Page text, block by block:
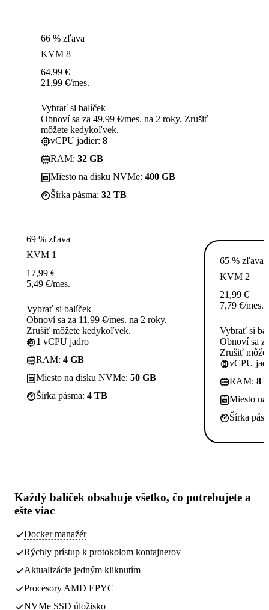
66 % zľava
KVM 8
64,99 €
21,99 €/mes.
Vybrať si balíček
Obnoví sa za 49,99 €/mes. na 2 roky. Zrušiť
môžete kedykoľvek.
vCPU jadier: 8
RAM: 32 GB
Miesto na disku NVMe: 400 GB
Šírka pásma: 32 TB
69 % zľava
KVM 1
17,99 €
5,49 €/mes.
Vybrať si balíček
Obnoví sa za 11,99 €/mes. na 2 roky.
Zrušiť môžete kedykoľvek.
1 vCPU jadro
RAM: 4 GB
Miesto na disku NVMe: 50 GB
Šírka pásma: 4 TB
65 % zľava
KVM 2
21,99 €
7,79 €/mes.
Vybrať si
Obnoví sa
Zrušiť
vCPU
RAM: 8
Miesto
Šírka
Každý balíček obsahuje všetko, čo potrebujete a
ešte viac
Docker manažér
Rýchly prístup k protokolom kontajnerov
Aktualizácie jedným kliknutím
Procesory AMD EPYC
NVMe SSD úložisko